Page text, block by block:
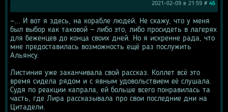
2021-02-09 в 21:59 # 46
—... И вот я здесь, на корабле людей. Не скажу, что у меня
был выбор как таковой — либо это, либо просидеть в лагерях
для беженцев до конца своих дней. Но я искренне рада, что
мне предоставилась возможность ещё раз послужить
Альянсу.
Листиния уже заканчивала свой рассказ. Коллет всё это
время сидела рядом и с явным удовольствием её слушала.
Судя по реакции капрала, ей больше всего понравилась та
часть, где Лира рассказывала про свои последние дни на
Цитадели.